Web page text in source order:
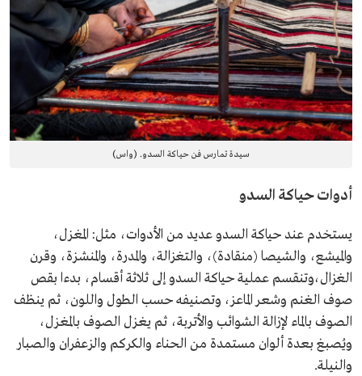
سيدة تمارس فن حياكة السدو. (واس)
أدوات حياكة السدو
يستخدم عند حياكة السدو عديد من الأدوات، مثل: المغزل،
والميشع، والشيصا (منقادة)، والتغزالة، والمدرة، والمنشزة، وقرن
الغزال،وتنقسم عملية حياكة السدو إلى ثلاثة أقسام، بدءا بقص
صوف الغنم وشعر الماعز، وتصنيفه حسب الطول واللون، ثم ينظف
الصوف بالماء لإزالة الشوائب والأتربة، ثم يغزل الصوف بالمغزل،
ويُصبغ بعدة ألوان مستمدة من الحناء والكركم والزعفران والصبار
والنيلة.